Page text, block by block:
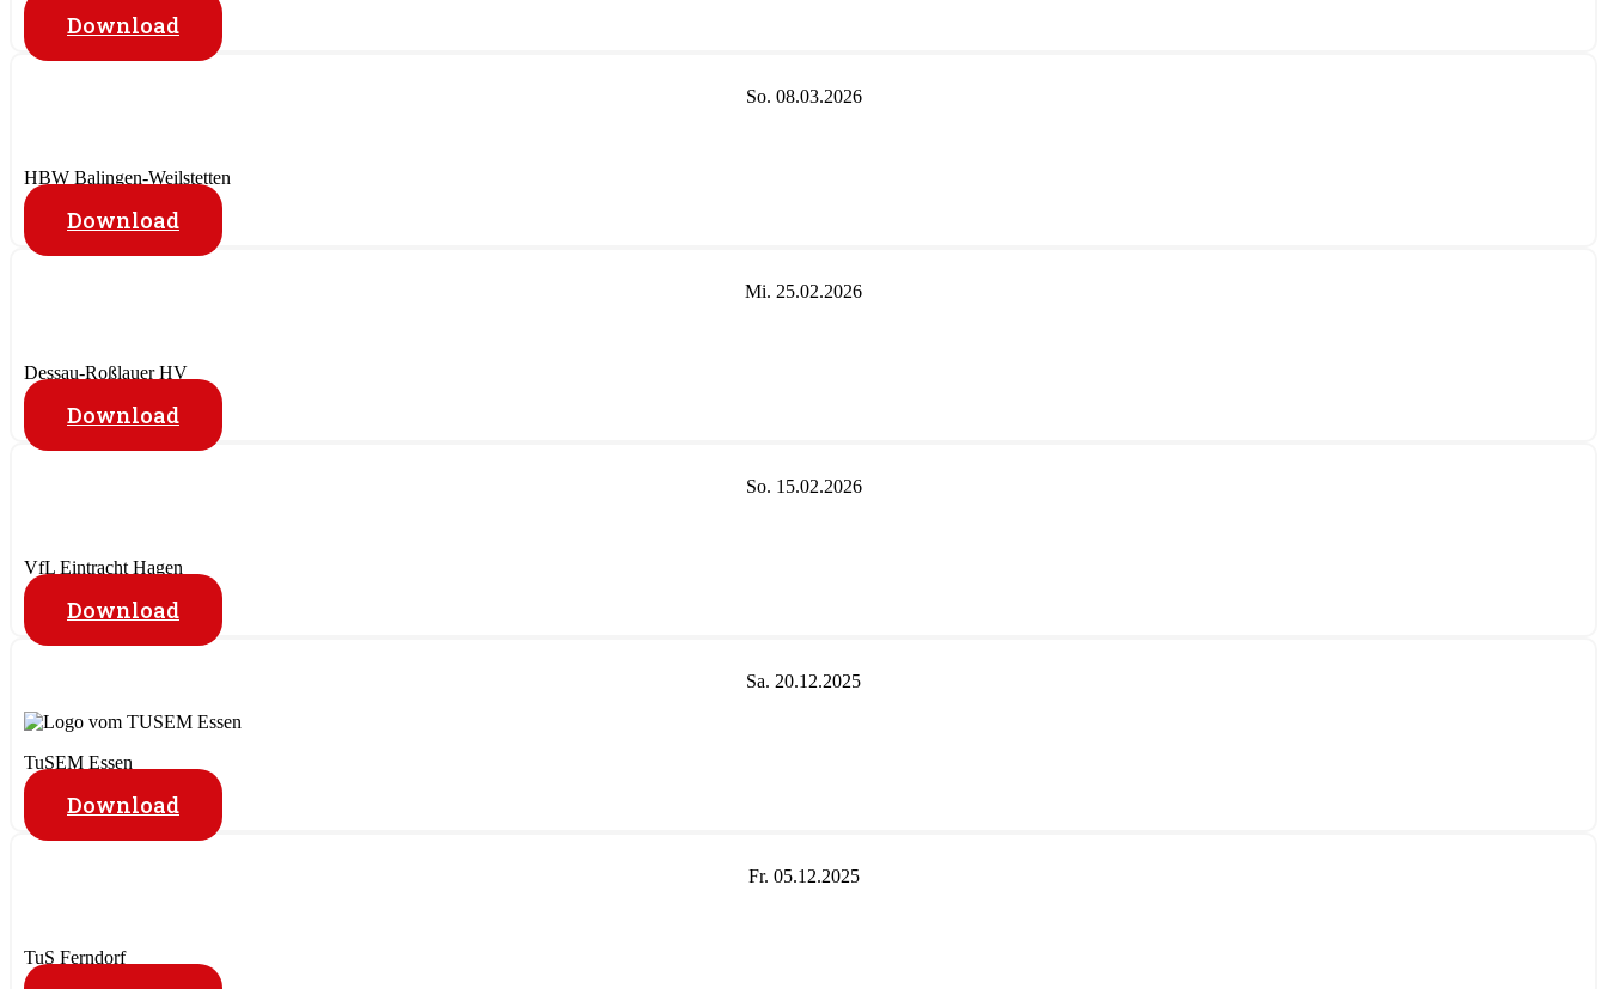
Download
So. 08.03.2026
HBW Balingen-Weilstetten
Download
Mi. 25.02.2026
Dessau-Roßlauer HV
Download
So. 15.02.2026
VfL Eintracht Hagen
Download
Sa. 20.12.2025
TuSEM Essen
Download
Fr. 05.12.2025
TuS Ferndorf